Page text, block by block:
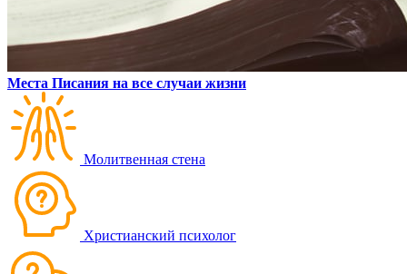
Места Писания на все случаи жизни
Молитвенная стена
Христианский психолог